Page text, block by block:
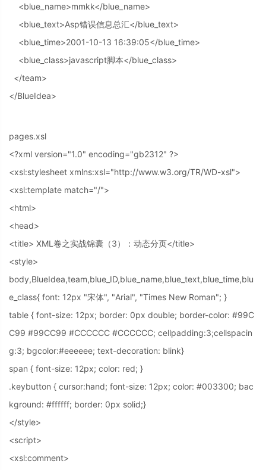
<blue_name>mmkk</blue_name>
<blue_text>Asp错误信息总汇</blue_text>
<blue_time>2001-10-13 16:39:05</blue_time>
<blue_class>javascript脚本</blue_class>
</team>
</BlueIdea>
pages.xsl
<?xml version="1.0" encoding="gb2312" ?>
<xsl:stylesheet xmlns:xsl="http://www.w3.org/TR/WD-xsl">
<xsl:template match="/">
<html>
<head>
<title> XML卷之实战锦囊（3）：动态分页</title>
<style>
body,BlueIdea,team,blue_ID,blue_name,blue_text,blue_time,blu
e_class{ font: 12px "宋体", "Arial", "Times New Roman"; }
table { font-size: 12px; border: 0px double; border-color: #99C
C99 #99CC99 #CCCCCC #CCCCCC; cellpadding:3;cellspacin
g:3; bgcolor:#eeeeee; text-decoration: blink}
span { font-size: 12px; color: red; }
.keybutton { cursor:hand; font-size: 12px; color: #003300; bac
kground: #ffffff; border: 0px solid;}
</style>
<script>
<xsl:comment>